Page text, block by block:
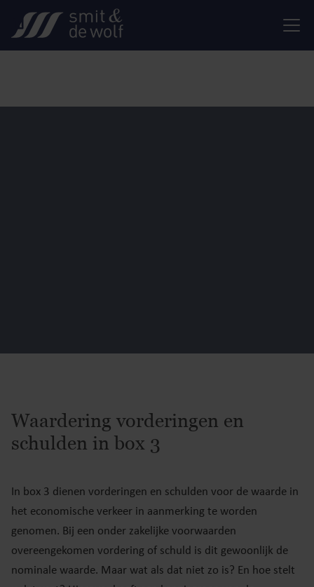
Waardering vorderingen en
schulden in box 3
In box 3 dienen vorderingen en schulden voor de waarde in
het economische verkeer in aanmerking te worden
genomen. Bij een onder zakelijke voorwaarden
overeengekomen vordering of schuld is dit gewoonlijk de
nominale waarde. Maar wat als dat niet zo is? En hoe stelt